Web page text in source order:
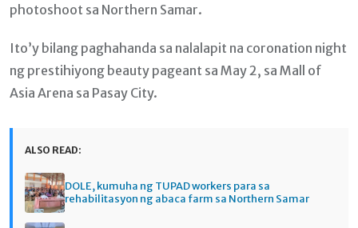
photoshoot sa Northern Samar.
Ito’y bilang paghahanda sa nalalapit na coronation night
ng prestihiyong beauty pageant sa May 2, sa Mall of
Asia Arena sa Pasay City.
ALSO READ:
DOLE, kumuha ng TUPAD workers para sa
rehabilitasyon ng abaca farm sa Northern Samar